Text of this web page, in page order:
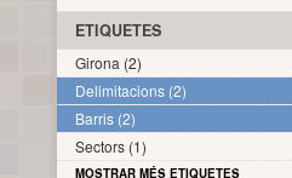
ETIQUETES
Girona (2)
Delimitacions (2)
Barris (2)
Sectors (1)
MOSTRAR MÉS ETIQUETES